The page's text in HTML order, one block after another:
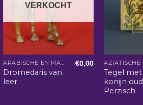
VERKOCHT
ARABISCHE EN MAROKKAANSE WOONACCESSOIRES
Dromedaris van
leer
€0,00
Tegel met
konijn oud
Perzisch